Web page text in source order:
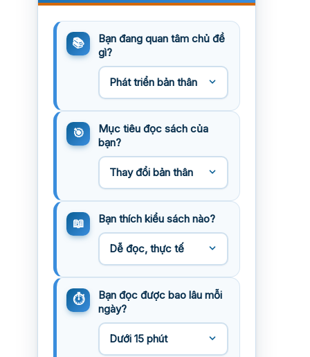
Bạn đang quan tâm chủ đề
gì?
Mục tiêu đọc sách của
bạn?
Bạn thích kiểu sách nào?
Bạn đọc được bao lâu mỗi
ngày?